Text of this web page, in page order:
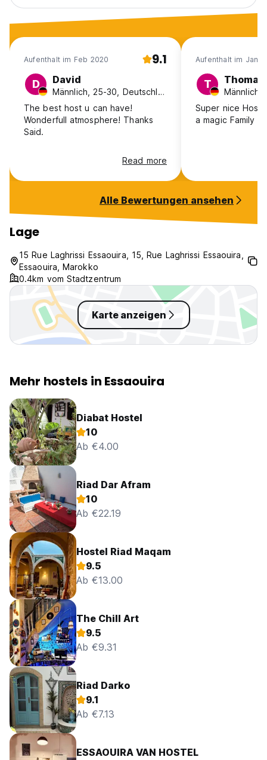
Aufenthalt im Feb 2020 9.1
D David
Männlich, 25-30, Deutschland
The best host u can have!
Wonderfull atmosphere! Thanks
Said.
Read more
Aufenthalt im Jan
T Thomas
Männlich,
Super nice
a magic Family
Alle Bewertungen ansehen
Lage
15 Rue Laghrissi Essaouira, 15, Rue Laghrissi Essaouira,
Essaouira, Marokko
0.4km vom Stadtzentrum
Karte anzeigen
Mehr hostels in Essaouira
Diabat Hostel
10
Ab €4.00
Riad Dar Afram
10
Ab €22.19
Hostel Riad Maqam
9.5
Ab €13.00
The Chill Art
9.5
Ab €9.31
Riad Darko
9.1
Ab €7.13
ESSAOUIRA VAN HOSTEL